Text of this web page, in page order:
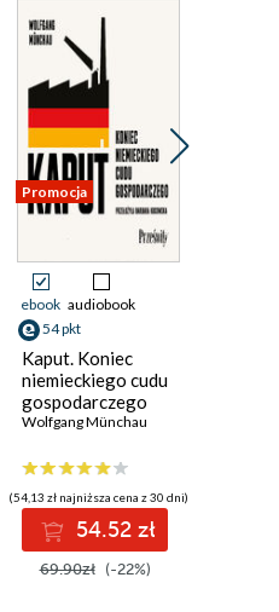
Promocja
ebook audiobook
54 pkt
Kaput. Koniec
niemieckiego cudu
gospodarczego
Wolfgang Münchau
(54,13 zł najniższa cena z 30 dni)
54.52 zł
69.90zł (-22%)